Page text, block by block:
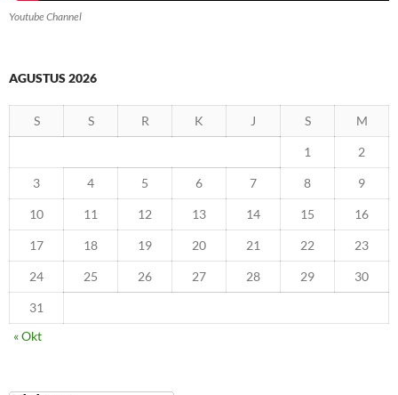
Youtube Channel
AGUSTUS 2026
S S R K J S M
1 2
3 4 5 6 7 8 9
10 11 12 13 14 15 16
17 18 19 20 21 22 23
24 25 26 27 28 29 30
31
« Okt